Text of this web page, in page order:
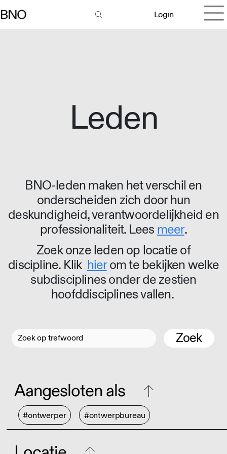
Login
Leden
BNO-leden maken het verschil en
onderscheiden zich door hun
deskundigheid, verantwoordelijkheid en
professionaliteit. Lees meer.
Zoek onze leden op locatie of
discipline. Klik hierom te bekijken welke
subdisciplines onder de zestien
hoofddisciplines vallen.
Zoek
Aangesloten als
#ontwerper #ontwerpbureau